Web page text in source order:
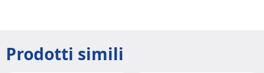
Prodotti simili